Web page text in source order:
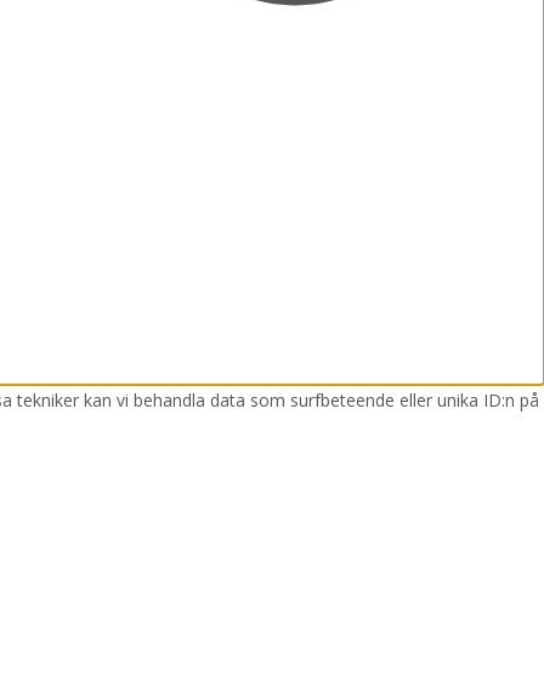
kan vi behandla data som surfbeteende eller unika ID:n på